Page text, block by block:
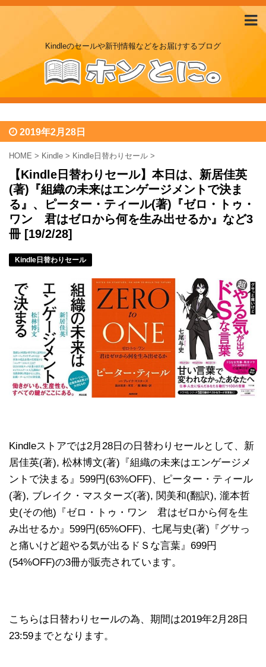
Kindleのセールや新刊情報などをお届けするブログ
2019年2月28日
HOME > Kindle > Kindle日替わりセール >
【Kindle日替わりセール】本日は、新居佳英
(著)『組織の未来はエンゲージメントで決ま
る』、ピーター・ティール(著)『ゼロ・トゥ・
ワン 君はゼロから何を生み出せるか』など3
冊 [19/2/28]
Kindle日替わりセール
Kindleストアでは2月28日の日替わりセールとして、新
居佳英(著), 松林博文(著)『組織の未来はエンゲージメ
ントで決まる』599円(63%OFF)、ピーター・ティール
(著), ブレイク・マスターズ(著), 関美和(翻訳), 瀧本哲
史(その他)『ゼロ・トゥ・ワン 君はゼロから何を生
み出せるか』599円(65%OFF)、七尾与史(著)『グサっ
と痛いけど超やる気が出るドＳな言葉』699円
(54%OFF)の3冊が販売されています。
こちらは日替わりセールの為、期間は2019年2月28日
23:59までとなります。